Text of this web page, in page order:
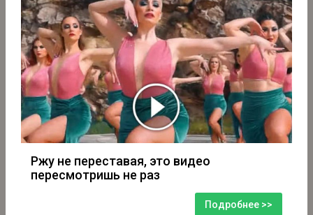
Ржу не переставая, это видео
пересмотришь не раз
Подробнее >>